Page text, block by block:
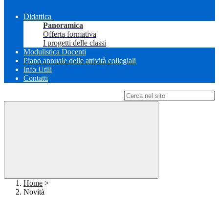
Didattica
Panoramica
Offerta formativa
I progetti delle classi
Modulistica Docenti
Piano annuale delle attività collegiali
Info Utili
Contatti
Home >
Novità